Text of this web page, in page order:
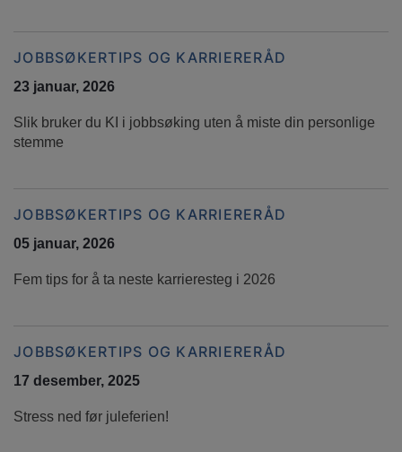
JOBBSØKERTIPS OG KARRIERERÅD
23 januar, 2026
Slik bruker du KI i jobbsøking uten å miste din personlige
stemme
JOBBSØKERTIPS OG KARRIERERÅD
05 januar, 2026
Fem tips for å ta neste karrieresteg i 2026
JOBBSØKERTIPS OG KARRIERERÅD
17 desember, 2025
Stress ned før juleferien!